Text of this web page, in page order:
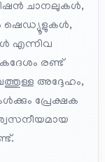
ചാനലുകൾ,
ഷെഡ്യൂളുകൾ,
എന്നിവ
രണ്ട്
അദ്ദേഹം,
പ്രേക്ഷക